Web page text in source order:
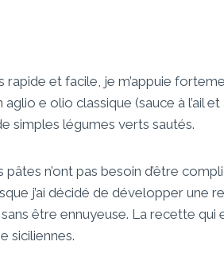
rapide et facile, je m’appuie
e olio classique (sauce à l’ail
simples légumes verts sautés.
n’ont pas besoin d’être
j’ai décidé de développer une
être ennuyeuse. La recette qui
siciliennes.